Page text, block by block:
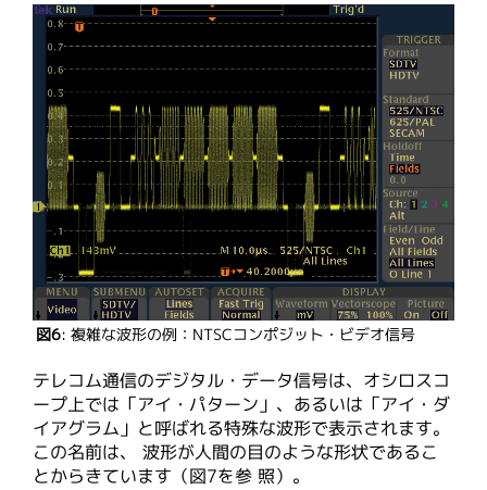
図6: 複雑な波形の例：NTSCコンポジット・ビデオ信号
テレコム通信のデジタル・データ信号は、オシロスコ
ープ上では「アイ・パターン」、あるいは「アイ・ダ
イアグラム」と呼ばれる特殊な波形で表示されます。
この名前は、 波形が人間の目のような形状であるこ
とからきています（図7を参 照）。